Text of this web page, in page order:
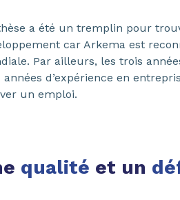
a été un tremplin pour
car Arkema est
Par ailleurs, les trois
années d’expérience en
un emploi.
qualité et un